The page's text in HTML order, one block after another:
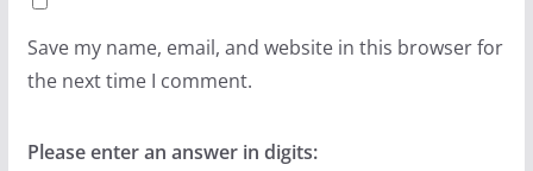
Save my name, email, and website in this browser for
the next time I comment.
Please enter an answer in digits: